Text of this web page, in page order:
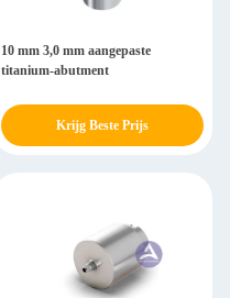
10 mm 3,0 mm aangepaste
titanium-abutment
Krijg Beste Prijs